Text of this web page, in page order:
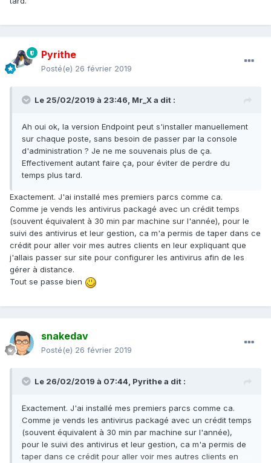
Pyrithe
Posté(e) 26 février 2019
Le 25/02/2019 à 23:46, Mr_Xa dit :
Ah oui ok, la version Endpoint peut s'installer manuellement
sur chaque poste, sans besoin de passer par la console
d'administration ? Je ne me souvenais plus de ça.
Effectivement autant faire ça, pour éviter de perdre du
temps plus tard.
Exactement. J'ai installé mes premiers parcs comme ca.
Comme je vends les antivirus packagé avec un crédit temps
(souvent équivalent à 30 min par machine sur l'année), pour le
suivi des antivirus et leur gestion, ca m'a permis de taper dans ce
crédit pour aller voir mes autres clients en leur expliquant que
j'allais passer sur site pour configurer les antivirus afin de les
gérer à distance.
Tout se passe bien
snakedav
Posté(e) 26 février 2019
Le 26/02/2019 à 07:44, Pyrithea dit :
Exactement. J'ai installé mes premiers parcs comme ca.
Comme je vends les antivirus packagé avec un crédit temps
(souvent équivalent à 30 min par machine sur l'année),
pour le suivi des antivirus et leur gestion, ca m'a permis de
taper dans ce crédit pour aller voir mes autres clients en